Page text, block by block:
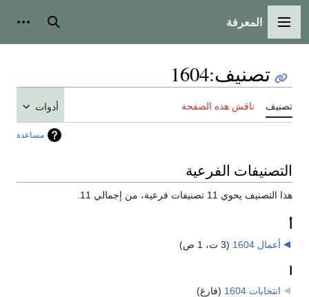
القائمة الرئيسية
المعرفة بحث
تصنيف:
1604
تصنيف ناقش هذه الصفحة أدوات
مساعدة
التصنيفات الفرعية
هذا التصنيف يحوي 11 تصنيفات فرعية، من إجمالي 11.
أعمال 1604 (3 ت، 1 ص)
انتخابات 1604
(فارغ)